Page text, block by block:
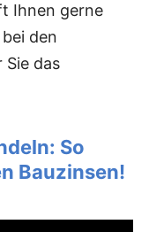
Ihnen gerne
den
das
So
Bauzinsen!